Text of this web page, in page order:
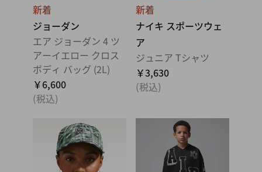
新着
ジョーダン
エア ジョーダン 4 ツ
アーイエロー クロス
ボディ バッグ (2L)
￥6,600
(税込)
新着
ナイキ スポーツウェ
ア
ジュニア Tシャツ
￥3,630
(税込)